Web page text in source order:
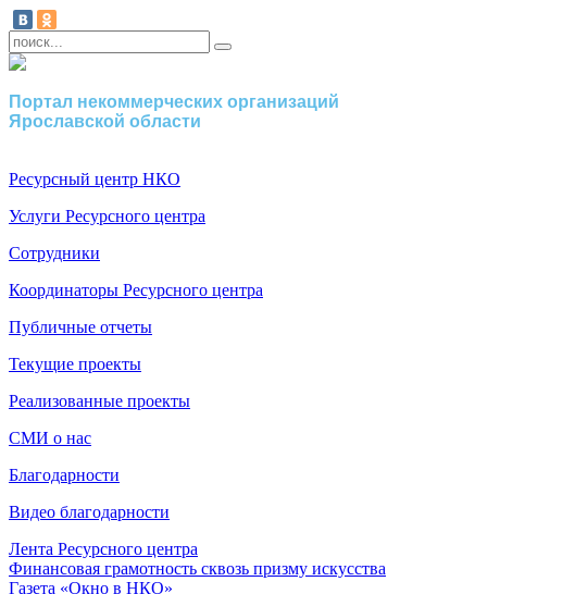
Портал некоммерческих организаций
Ярославской области
Ресурсный центр НКО
Услуги Ресурсного центра
Сотрудники
Координаторы Ресурсного центра
Публичные отчеты
Текущие проекты
Реализованные проекты
СМИ о нас
Благодарности
Видео благодарности
Лента Ресурсного центра
Финансовая грамотность сквозь призму искусства
Газета «Окно в НКО»